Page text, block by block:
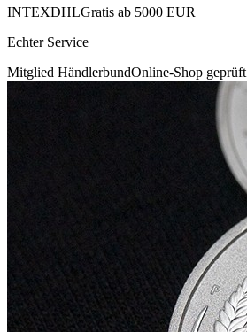
INTEXDHLGratis ab 5000 EUR
Echter Service
Mitglied HändlerbundOnline-Shop geprüft